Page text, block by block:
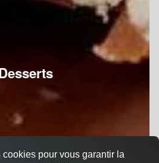
pour vous garantir la